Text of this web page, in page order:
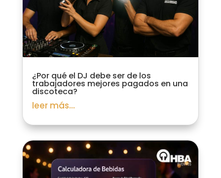
¿Por qué el DJ debe ser de los
trabajadores mejores pagados en una
discoteca?
leer más...